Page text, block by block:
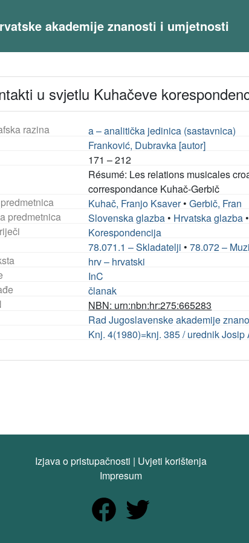
akademije znanosti i umjetnosti
u svjetlu Kuhačeve
razina
a – analitička jedinica (sastavnica)
Franković, Dubravka [autor]
171 – 212
Résumé: Les relations musicales
correspondance Kuhač-Gerbič
Kuhač, Franjo Ksaver•Gerbič, Fran
predmetnica
Slovenska glazba • Hrvatska glazba
Korespondencija
78.071.1 – Skladatelji •78.072 –
hrv – hrvatski
InC
članak
NBN: urn:nbn:hr:275:665283
Rad Jugoslavenske akademije
Knj. 4(1980)=knj. 385 / urednik Josip
Izjava o pristupačnosti | Uvjeti korištenja
Impresum